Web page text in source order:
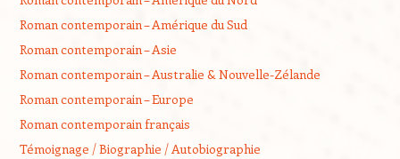
Roman contemporain – Amérique du Sud
Roman contemporain – Asie
Roman contemporain – Australie & Nouvelle-Zélande
Roman contemporain – Europe
Roman contemporain français
Témoignage / Biographie / Autobiographie